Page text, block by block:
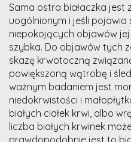
Sama ostra białaczka jest
uogólnionym i jeśli pojawia
niepokojących objawów
szybka. Do objawów tych
skazę krwotoczną
powiększoną wątrobę i
ważnym badaniem jest
niedokrwistości i
białych ciałek krwi, albo
liczba białych krwinek
prawdopodobnie jest to